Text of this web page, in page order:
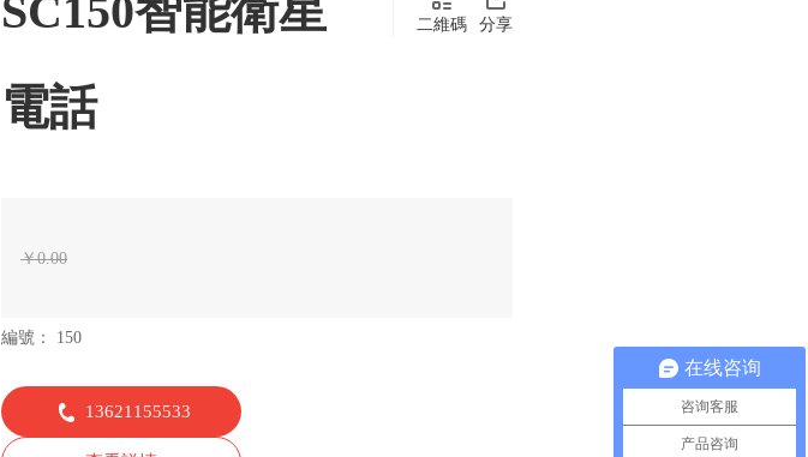
SC150智能衛星
電話
二維碼 分享
￥0.00
編號 150
13621155533
在线咨询
咨询客服
产品咨询